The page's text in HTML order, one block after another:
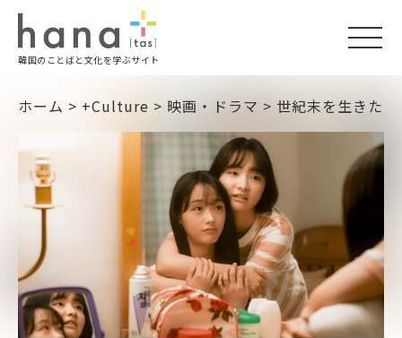
韓国のことばと文化を学ぶサイト
ホーム > +Culture > 映画・ドラマ > 世紀末を生きた